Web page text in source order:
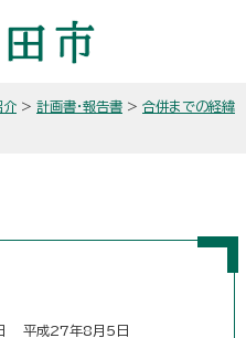
介 > 計画書・報告書 > 合併までの経緯
平成27年8月5日